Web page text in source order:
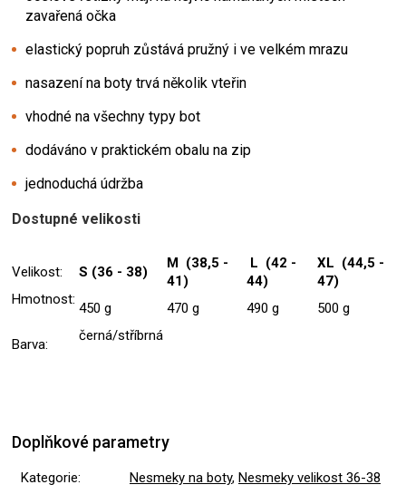
zavařená očka
elastický popruh zůstává pružný i ve velkém mrazu
nasazení na boty trvá několik vteřin
vhodné na všechny typy bot
dodáváno v praktickém obalu na zip
jednoduchá údržba
Dostupné velikosti
Velikost: S (36 - 38)
M (38,5 -
41)
L (42 -
44)
XL (44,5 -
47)
Hmotnost:
450 g 470 g 490 g 500 g
Barva:
černá/stříbrná
Doplňkové parametry
Kategorie: Nesmeky na boty, Nesmeky velikost 36-38